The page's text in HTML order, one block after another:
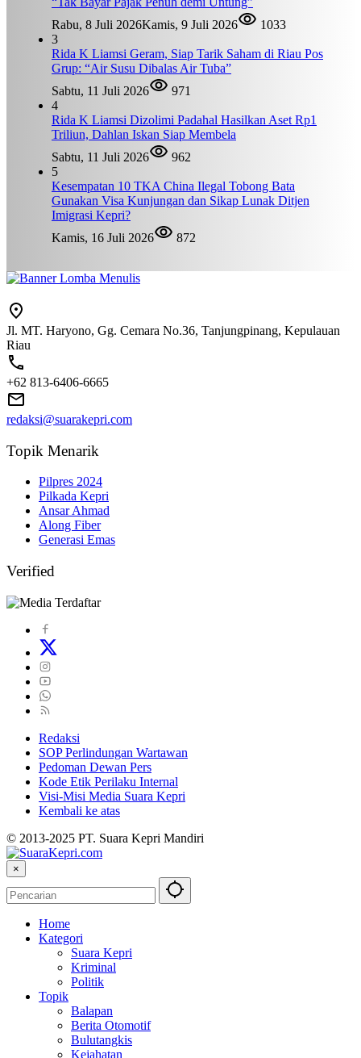
Rabu, 8 Juli 2026Kamis, 9 Juli 2026
1033
3
Rida K Liamsi Geram, Siap Tarik Saham di Riau Pos
Grup: “Air Susu Dibalas Air Tuba”
Sabtu, 11 Juli 2026
971
4
Rida K Liamsi Dizolimi Padahal Hasilkan Aset Rp1
Triliun, Dahlan Iskan Siap Membela
Sabtu, 11 Juli 2026
962
5
Kesempatan 10 TKA China Ilegal Tobong Bata
Gunakan Visa Kunjungan dan Sikap Lunak Ditjen
Imigrasi Kepri?
Kamis, 16 Juli 2026
872
Jl. MT. Haryono, Gg. Cemara No.36, Tanjungpinang, Kepulauan
Riau
+62 813-6406-6665
redaksi@suarakepri.com
Topik Menarik
Pilpres 2024
Pilkada Kepri
Ansar Ahmad
Along Fiber
Generasi Emas
Verified
Redaksi
SOP Perlindungan Wartawan
Pedoman Dewan Pers
Kode Etik Perilaku Internal
Visi-Misi Media Suara Kepri
Kembali ke atas
© 2013-2025 PT. Suara Kepri Mandiri
×
Home
Kategori
Suara Kepri
Kriminal
Politik
Topik
Balapan
Berita Otomotif
Bulutangkis
Kejahatan